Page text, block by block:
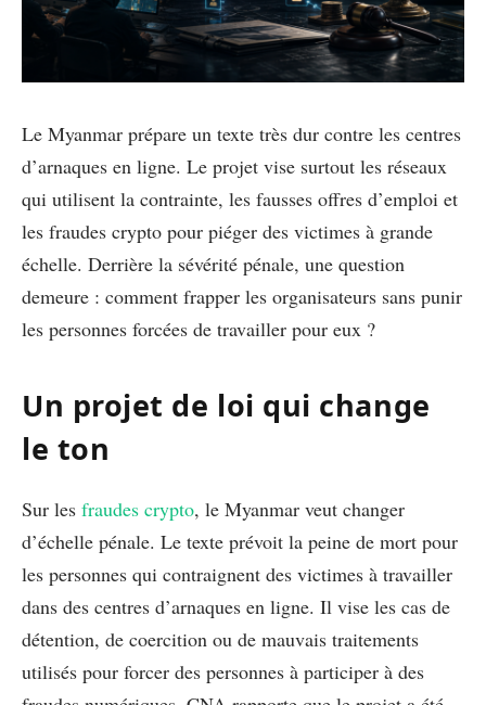
Le Myanmar prépare un texte très dur contre les centres
d’arnaques en ligne. Le projet vise surtout les réseaux
qui utilisent la contrainte, les fausses offres d’emploi et
les fraudes crypto pour piéger des victimes à grande
échelle. Derrière la sévérité pénale, une question
demeure : comment frapper les organisateurs sans punir
les personnes forcées de travailler pour eux ?
Un projet de loi qui change
le ton
Sur les fraudes crypto, le Myanmar veut changer
d’échelle pénale. Le texte prévoit la peine de mort pour
les personnes qui contraignent des victimes à travailler
dans des centres d’arnaques en ligne. Il vise les cas de
détention, de coercition ou de mauvais traitements
utilisés pour forcer des personnes à participer à des